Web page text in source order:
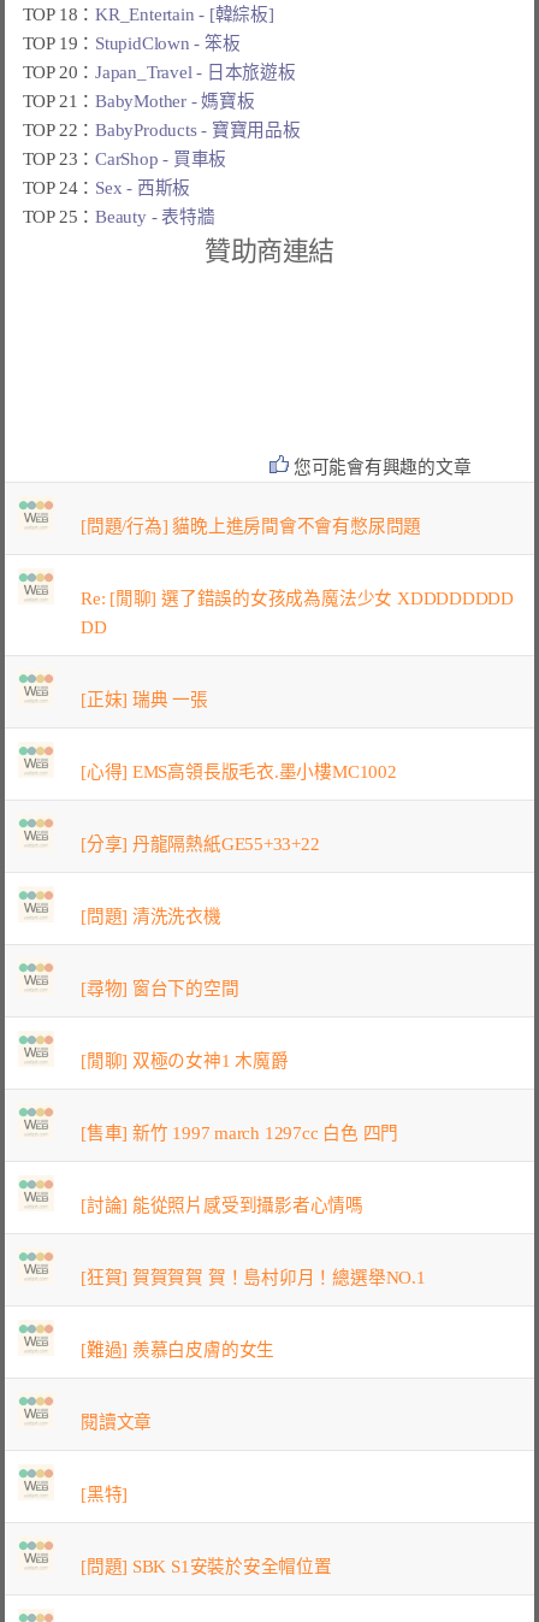
TOP 18：KR_Entertain - [韓綜板]
TOP 19： StupidClown - 笨板
TOP 20：Japan_Travel - 日本旅遊板
TOP 21：BabyMother - 媽寶板
TOP 22：BabyProducts - 寶寶用品板
TOP 23：CarShop - 買車板
TOP 24： Sex - 西斯板
TOP 25：Beauty - 表特牆
贊助商連結
您可能會有興趣的文章
[問題/行為] 貓晚上進房間會不會有憋尿問題
Re: [閒聊] 選了錯誤的女孩成為魔法少女 XDDDDDDDD
DD
[正妹] 瑞典 一張
[心得] EMS高領長版毛衣.墨小樓MC1002
[分享] 丹龍隔熱紙GE55+33+22
[問題] 清洗洗衣機
[尋物] 窗台下的空間
[閒聊] 双極の女神1 木魔爵
[售車] 新竹 1997 march 1297cc 白色 四門
[討論] 能從照片感受到攝影者心情嗎
[狂賀] 賀賀賀賀 賀！島村卯月！總選舉NO.1
[難過] 羨慕白皮膚的女生
閱讀文章
[黑特]
[問題] SBK S1安裝於安全帽位置